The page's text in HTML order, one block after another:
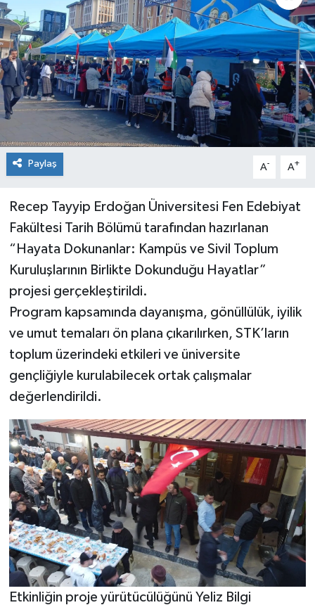
Paylaş A- A+
Recep Tayyip Erdoğan Üniversitesi Fen Edebiyat
Fakültesi Tarih Bölümü tarafından hazırlanan
“Hayata Dokunanlar: Kampüs ve Sivil Toplum
Kuruluşlarının Birlikte Dokunduğu Hayatlar”
projesi gerçekleştirildi.
Program kapsamında dayanışma, gönüllülük, iyilik
ve umut temaları ön plana çıkarılırken, STK’ların
toplum üzerindeki etkileri ve üniversite
gençliğiyle kurulabilecek ortak çalışmalar
değerlendirildi.
Etkinliğin proje yürütücülüğünü Yeliz Bilgi